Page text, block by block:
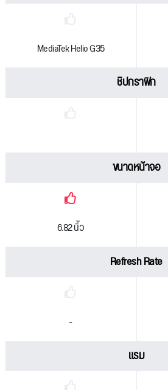
MediaTek Helio G35
ชิปกราฟิก
ขนาดหน้าจอ
6.82 นิ้ว
Refresh Rate
-
แรม